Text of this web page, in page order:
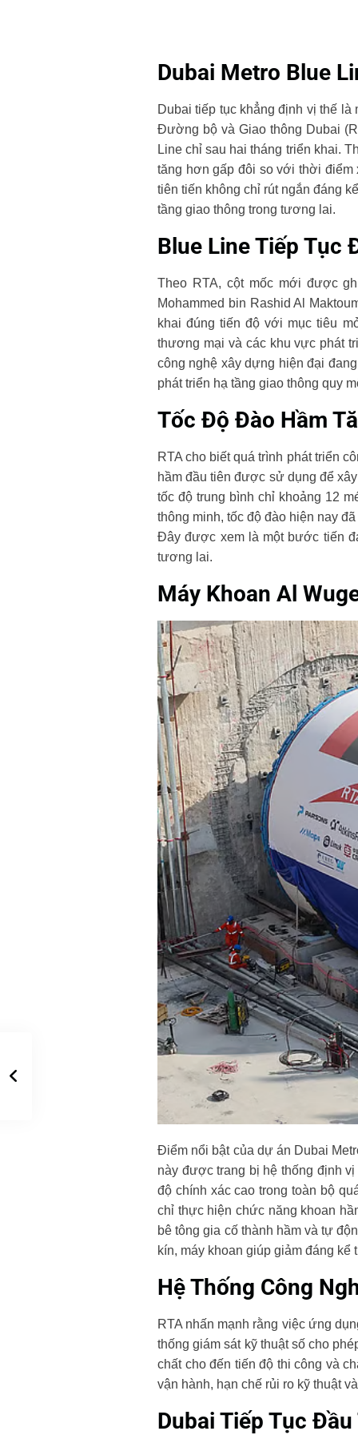
Dubai Metro Blue
Dubai tiếp tục khẳng định vị thế
Đường bộ và Giao thông Dubai
Line chỉ sau hai tháng triển khai.
tăng hơn gấp đôi so với thời điểm
tiên tiến không chỉ rút ngắn đáng
tầng giao thông trong tương lai.
Blue Line Tiếp Tục
Theo RTA, cột mốc mới được
Mohammed bin Rashid Al
khai đúng tiến độ với mục tiêu
thương mại và các khu vực phát
công nghệ xây dựng hiện đại
phát triển hạ tầng giao thông quy
Tốc Độ Đào Hầm
RTA cho biết quá trình phát triển
hầm đầu tiên được sử dụng để
tốc độ trung bình chỉ khoảng 12
thông minh, tốc độ đào hiện nay
Đây được xem là một bước tiến
tương lai.
Máy Khoan Al
Điểm nổi bật của dự án Dubai
này được trang bị hệ thống định
độ chính xác cao trong toàn bộ
chỉ thực hiện chức năng khoan
bê tông gia cố thành hầm và tự
kín, máy khoan giúp giảm đáng
Hệ Thống Công
RTA nhấn mạnh rằng việc ứng
thống giám sát kỹ thuật số cho
chất cho đến tiến độ thi công và
vận hành, hạn chế rủi ro kỹ thuật
Dubai Tiếp Tục